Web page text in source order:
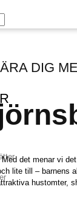
DIG
Med det menar vi
lite till – barnens
hustomter,